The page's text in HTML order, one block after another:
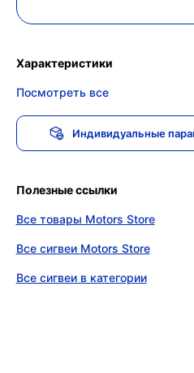
Характеристики
Посмотреть все
Индивидуальные
Полезные ссылки
Все товары Motors Store
Все сигвеи Motors Store
Все сигвеи в категории